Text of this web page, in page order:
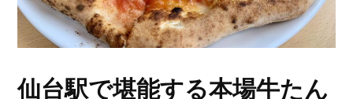
仙台駅で堪能する本場牛たん